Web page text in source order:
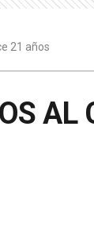
21 años
AL